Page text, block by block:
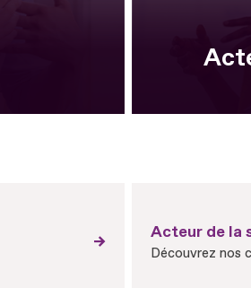
Acteur de la
Découvrez nos